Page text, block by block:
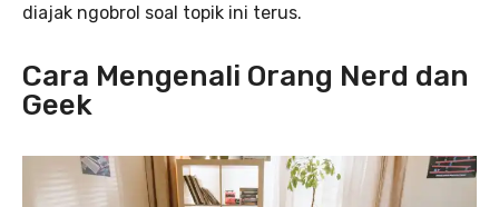
diajak ngobrol soal topik ini terus.
Cara Mengenali Orang Nerd dan
Geek